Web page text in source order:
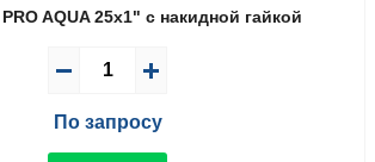
AQUA 25x1" с накидной гайкой
По запросу